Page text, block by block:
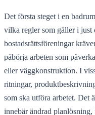
Det första steget i en
vilka regler som gäller i just
bostadsrättsföreningar
påbörja arbeten som
eller väggkonstruktion. I
ritningar,
som ska utföra arbetet. Det
innebär ändrad